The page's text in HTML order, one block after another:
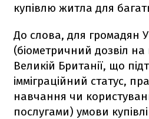
купівлю житла для
До слова, для громадян
(біометричний дозвіл
Великій Британії, що
імміграційний статус,
навчання чи
послугами) умови